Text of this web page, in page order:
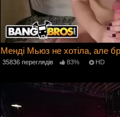
Менді Мьюз не хотіла, але
35836 переглядів 83% HD